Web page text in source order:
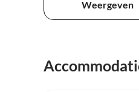
Weergeven